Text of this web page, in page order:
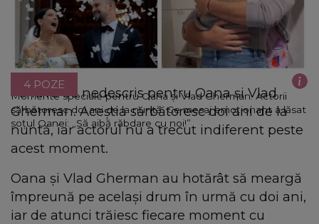
Momente speciale pentru Oana și Vlad Gherman. Actorii
sărbătoresc doi ani de la nuntă. Ce mesaj emoționant a lăsat
soțul Oanei: „Să aibă răbdare cu noi!”
4 POZE
Fericire de nedescris pentru Oana și Vlad
Gherman. Aceștia sărbătoresc doi ani de la
nuntă, iar actorul nu a trecut indiferent peste
acest moment.
Oana și Vlad Gherman au hotărât să meargă
împreună pe același drum în urmă cu doi ani,
iar de atunci trăiesc fiecare moment cu